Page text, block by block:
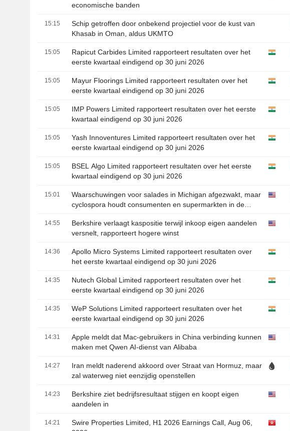
economische banden
15:15
Schip getroffen door onbekend projectiel voor de kust van
Khasab in Oman, aldus UKMTO
15:05
Rapicut Carbides Limited rapporteert resultaten over het
eerste kwartaal eindigend op 30 juni 2026
15:05
Mayur Floorings Limited rapporteert resultaten over het
eerste kwartaal eindigend op 30 juni 2026
15:05
IMP Powers Limited rapporteert resultaten over het eerste
kwartaal eindigend op 30 juni 2026
15:05
Yash Innoventures Limited rapporteert resultaten over het
eerste kwartaal eindigend op 30 juni 2026
15:05
BSEL Algo Limited rapporteert resultaten over het eerste
kwartaal eindigend op 30 juni 2026
15:01
Waarschuwingen voor salades in Michigan afgezwakt, maar
cyclospora houdt consumenten en supermarkten in de
14:55
Berkshire verlaagt kaspositie terwijl inkoop eigen aandelen
versnelt, rapporteert hogere winst
14:36
Apollo Micro Systems Limited rapporteert resultaten over
het eerste kwartaal eindigend op 30 juni 2026
14:35
Nutech Global Limited rapporteert resultaten over het
eerste kwartaal eindigend op 30 juni 2026
14:35
WeP Solutions Limited rapporteert resultaten over het
eerste kwartaal eindigend op 30 juni 2026
14:31
Apple meldt dat Mac-gebruikers in China verbinding kunnen
maken met Qwen AI-dienst van Alibaba
14:27
Iran meldt naderend akkoord over Straat van Hormuz, maar
zal waterweg niet eenzijdig openstellen
14:23
Berkshire ziet bedrijfsresultaat stijgen en koopt eigen
aandelen in
14:21
Swire Properties Limited, H1 2026 Earnings Call, Aug 06,